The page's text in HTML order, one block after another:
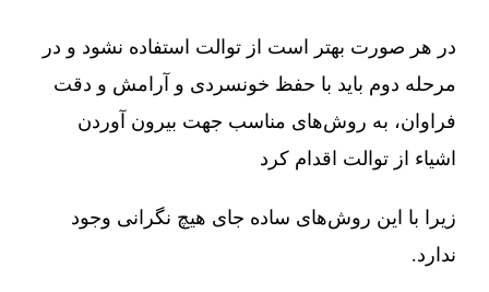
در هر صورت بهتر است از توالت استفاده نشود و در
مرحله دوم باید با حفظ خونسردی و آرامش و دقت
فراوان، به روش‌های مناسب جهت بیرون آوردن
اشیاء از توالت اقدام کرد
زیرا با این روش‌های ساده جای هیچ نگرانی وجود
ندارد.